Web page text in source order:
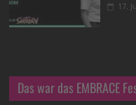
17.
Das war das EMBRACE